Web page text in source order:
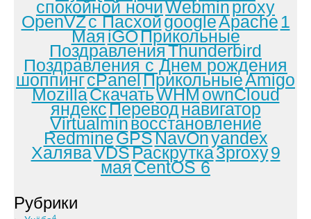
спокойной ночиWebminproxy
OpenVZс ПасхойgoogleApache 1
МаяiGOПрикольные
ПоздравленияThunderbird
Поздравления с Днем рождения
шоппингcPanelПрикольныеAmigo
MozillaСкачатьWHMownCloud
яндексПереводнавигатор
Virtualminвосстановление
RedmineGPSNavOnyandex
ХаляваVDSРаскрутка3proxy9
маяCentOS 6
Рубрики
4